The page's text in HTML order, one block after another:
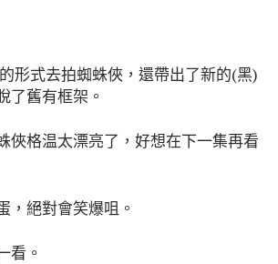
形式去拍蜘蛛俠，還帶出了新的(黑)
了舊有框架。
俠格温太漂亮了，好想在下一集再看
，絕對會笑爆咀。
看。